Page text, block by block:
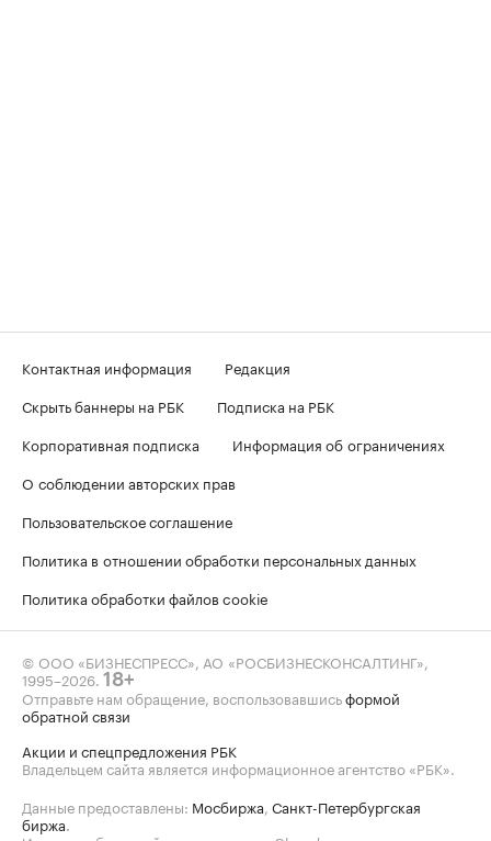
Контактная информация
Редакция
Скрыть баннеры на РБК
Подписка на РБК
Корпоративная подписка
Информация об ограничениях
О соблюдении авторских прав
Пользовательское соглашение
Политика в отношении обработки персональных данных
Политика обработки файлов cookie
© ООО «БИЗНЕСПРЕСС», АО «РОСБИЗНЕСКОНСАЛТИНГ»,
1995–2026. 18+
Отправьте нам обращение, воспользовавшисьформой
обратной связи
Акции и спецпредложения РБК
Владельцем сайта является информационное агентство «РБК».
Данные предоставлены: Мосбиржа, Санкт-Петербургская
биржа.